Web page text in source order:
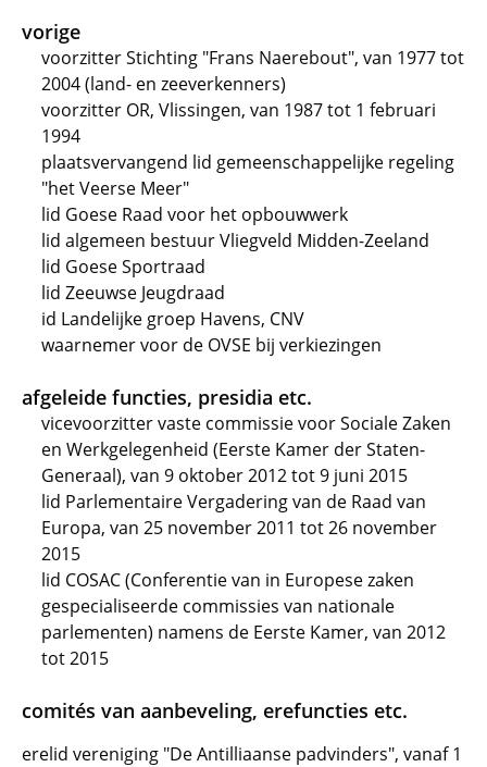
vorige
voorzitter Stichting "Frans Naerebout", van 1977 tot
2004 (land- en zeeverkenners)
voorzitter OR, Vlissingen, van 1987 tot 1 februari
1994
plaatsvervangend lid gemeenschappelijke regeling
"het Veerse Meer"
lid Goese Raad voor het opbouwwerk
lid algemeen bestuur Vliegveld Midden-Zeeland
lid Goese Sportraad
lid Zeeuwse Jeugdraad
id Landelijke groep Havens, CNV
waarnemer voor de OVSE bij verkiezingen
afgeleide functies, presidia etc.
vicevoorzitter vaste commissie voor Sociale Zaken
en Werkgelegenheid (Eerste Kamer der Staten-
Generaal), van 9 oktober 2012 tot 9 juni 2015
lid Parlementaire Vergadering van de Raad van
Europa, van 25 november 2011 tot 26 november
2015
lid COSAC (Conferentie van in Europese zaken
gespecialiseerde commissies van nationale
parlementen) namens de Eerste Kamer, van 2012
tot 2015
comités van aanbeveling, erefuncties etc.
erelid vereniging "De Antilliaanse padvinders", vanaf 1